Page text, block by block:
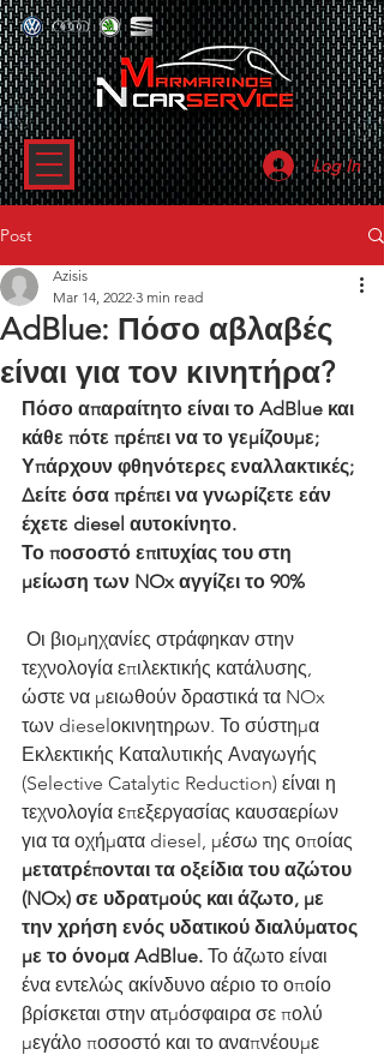
Log In
Post
AdBlue: Πόσο αβλαβές
είναι για τον κινητήρα?
Azisis
Mar 14, 2022 3 min read
Πόσο απαραίτητο είναι το AdBlue και
κάθε πότε πρέπει να το γεμίζουμε;
Υπάρχουν φθηνότερες εναλλακτικές;
Δείτε όσα πρέπει να γνωρίζετε εάν
έχετε diesel αυτοκίνητο.
Το ποσοστό επιτυχίας του στη
μείωση των NOx αγγίζει το 90%
τεχνολογία επιλεκτικής κατάλυσης,
ώστε να μειωθούν δραστικά τα NOx
των dieselοκινητηρων. Το σύστημα
Εκλεκτικής Καταλυτικής Αναγωγής
(Selective Catalytic Reduction) είναι η
τεχνολογία επεξεργασίας καυσαερίων
για τα οχήματα diesel, μέσω της οποίας
μετατρέπονται τα οξείδια του αζώτου
(NOx) σε υδρατμούς και άζωτο, με
την χρήση ενός υδατικού διαλύματος
με το όνομα AdBlue. Το άζωτο είναι
ένα εντελώς ακίνδυνο αέριο το οποίο
βρίσκεται στην ατμόσφαιρα σε πολύ
μεγάλο ποσοστό και το αναπνέουμε